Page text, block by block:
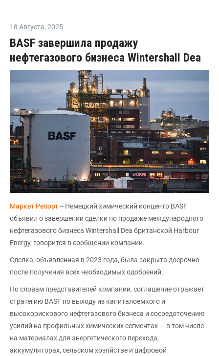
18 Августа, 2025
BASF завершила продажу
нефтегазового бизнеса Wintershall Dea
Маркет Репорт-- Немецкий химический концентр BASF
объявил о завершении сделки по продаже международного
нефтегазового бизнеса Wintershall Dea британской Harbour
Energy, говорится в сообщении компании.
Сделка, объявленная в 2023 года, была закрыта досрочно
после получения всех необходимых одобрений.
По словам представителей компании, соглашение отражает
стратегию BASF по выходу из капиталоемкого и
высокорискового нефтегазового бизнеса и сосредоточению
усилий на профильных химических сегментах — в том числе
на материалах для энергетического перехода,
аккумуляторах, сельском хозяйстве и цифровой